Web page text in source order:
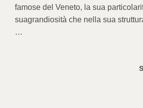
famose del Veneto, la sua
suagrandiosità che nella sua
…